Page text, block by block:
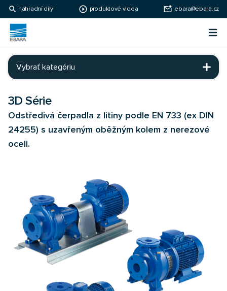
search náhradní díly play_circle_outline produktové videa mark_email_unread ebara@ebara.cz
Ebara Česko
Vybrať kategóriu
3D Série
Odstředivá čerpadla z litiny podle EN 733 (ex DIN
24255) s uzavřeným oběžným kolem z nerezové
oceli.